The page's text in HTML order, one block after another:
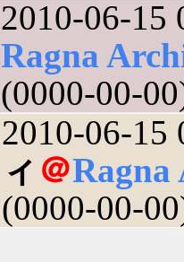
2010-06-15
Ragna
(0000-00-
2010-06-15
ィ ＠Ragna
(0000-00-